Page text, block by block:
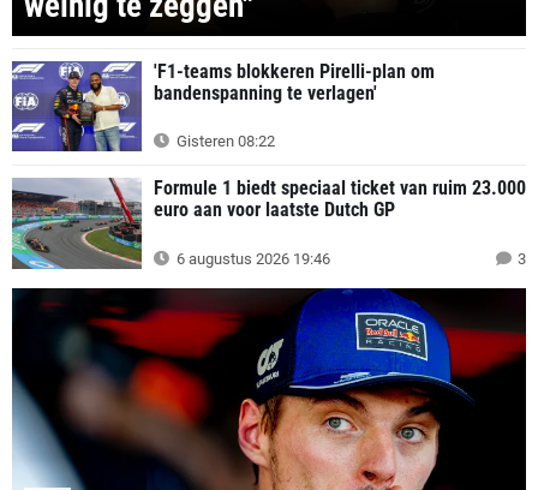
'F1-teams blokkeren Pirelli-plan om
bandenspanning te verlagen'
Gisteren 08:22
Formule 1 biedt speciaal ticket van ruim 23.000
euro aan voor laatste Dutch GP
6 augustus 2026 19:46 3